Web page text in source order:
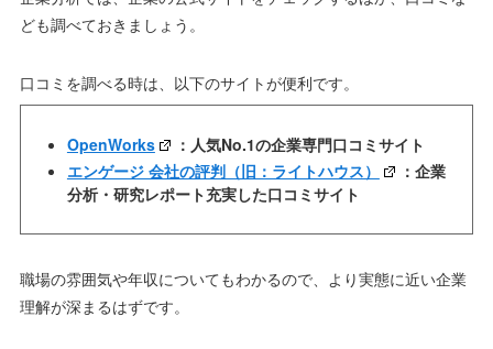
ども調べておきましょう。
口コミを調べる時は、以下のサイトが便利です。
OpenWorks
：人気No.1の企業専門口コミサイト
エンゲージ 会社の評判（旧：ライトハウス）
：企業
分析・研究レポート充実した口コミサイト
職場の雰囲気や年収についてもわかるので、より実態に近い企業
理解が深まるはずです。